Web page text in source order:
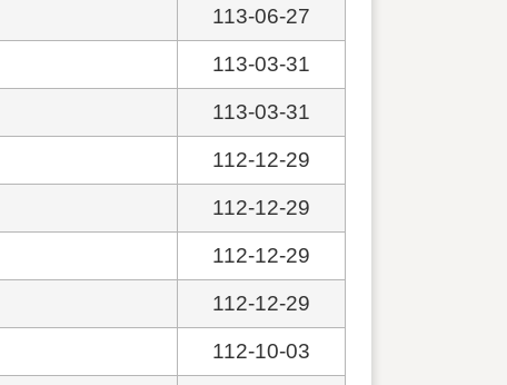
113-06-27
113-03-31
113-03-31
112-12-29
112-12-29
112-12-29
112-12-29
112-10-03